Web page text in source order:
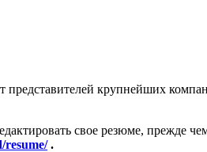
представителей крупнейших
свое резюме, прежде
resume/.